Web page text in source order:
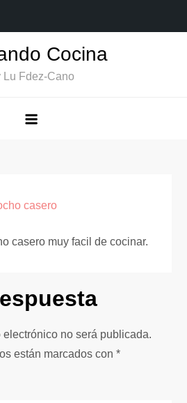
Cocina
Lu Fdez-Cano
casero muy facil de cocinar.
no será publicada.
están marcados con*